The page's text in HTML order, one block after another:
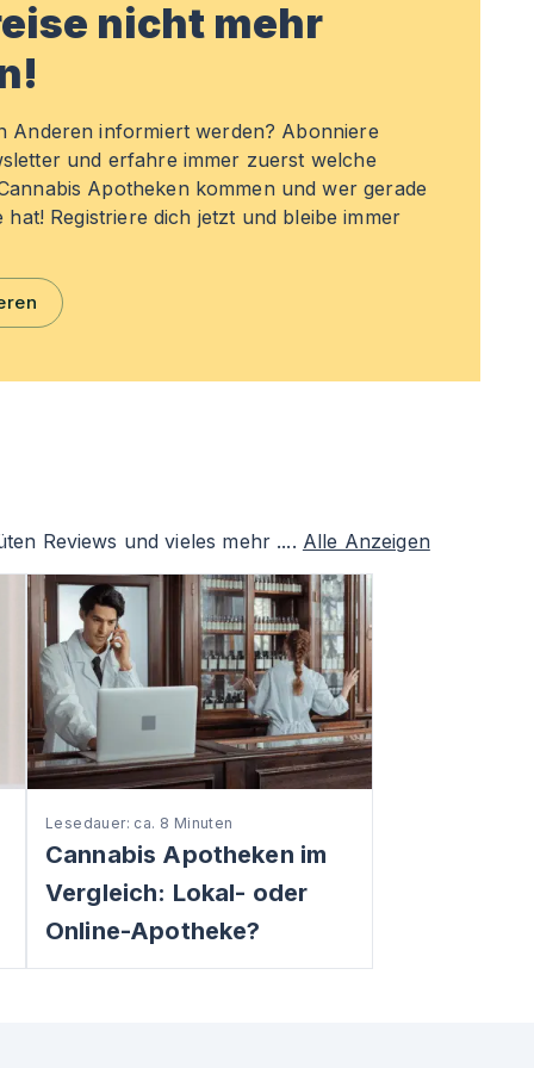
nicht mehr
Anderen informiert werden? Abonniere
und erfahre immer zuerst welche
Apotheken kommen und wer gerade
hat! Registriere dich jetzt und bleibe immer
Reviews und vieles mehr .... Alle Anzeigen
Lesedauer: ca. 8 Minuten
Cannabis Apotheken im
Vergleich: Lokal- oder
Online-Apotheke?